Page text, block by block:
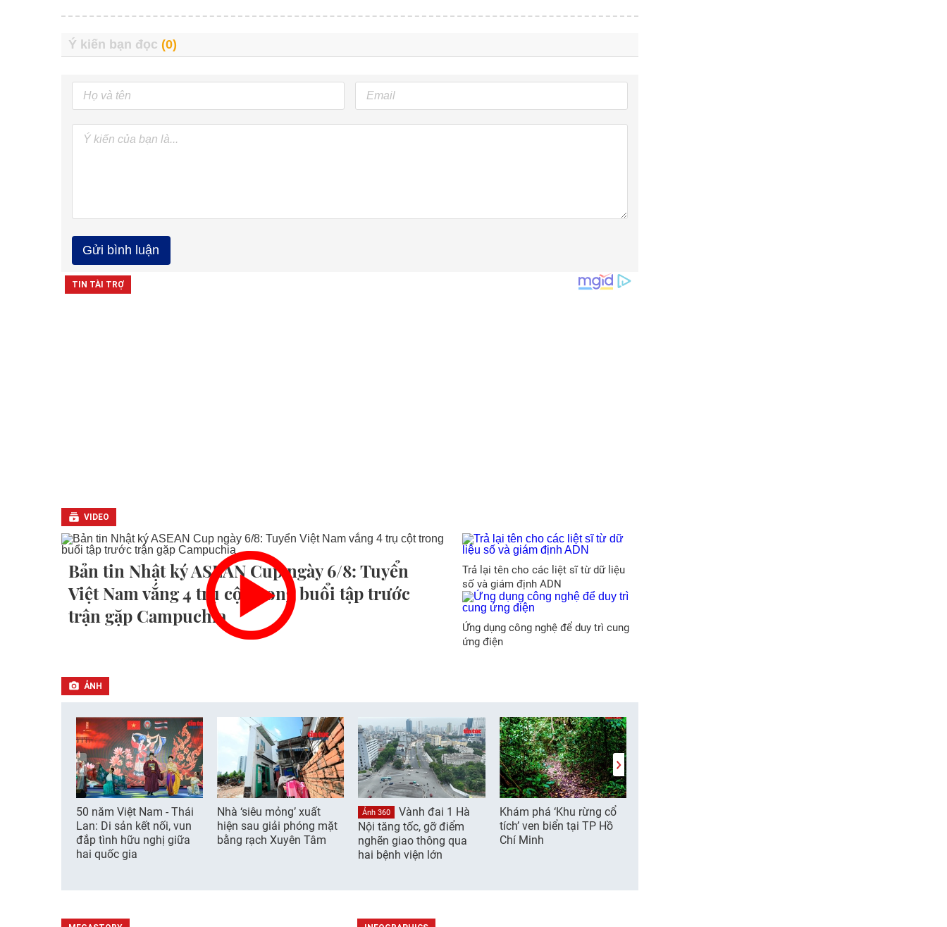
VIDEO
Bản tin Nhật ký ASEAN Cup ngày 6/8: Tuyển
Việt Nam vắng 4 trụ cột trong buổi tập trước
trận gặp Campuchia
Trả lại tên cho các liệt sĩ từ dữ liệu
số và giám định ADN
Ứng dụng công nghệ để duy trì cung
ứng điện
ẢNH
50 năm Việt Nam - Thái
Lan: Di sản kết nối, vun
đắp tình hữu nghị giữa
hai quốc gia
Nhà ‘siêu mỏng’ xuất
hiện sau giải phóng mặt
bằng rạch Xuyên Tâm
Ảnh 360
Vành đai 1 Hà
Nội tăng tốc, gỡ điểm
nghẽn giao thông qua
hai bệnh viện lớn
Khám phá ‘Khu rừng cổ
tích’ ven biển tại TP Hồ
Chí Minh